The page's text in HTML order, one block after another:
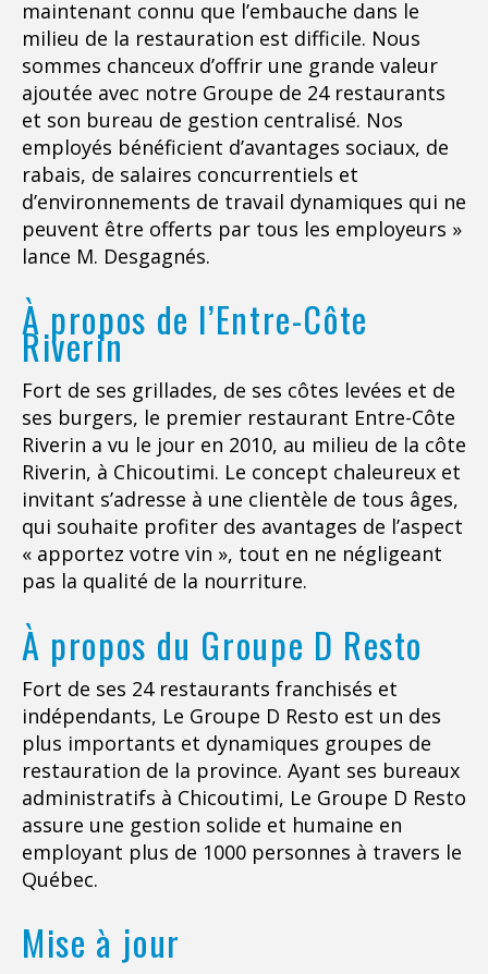
maintenant connu que l’embauche dans le
milieu de la restauration est difficile. Nous
sommes chanceux d’offrir une grande valeur
ajoutée avec notre Groupe de 24 restaurants
et son bureau de gestion centralisé. Nos
employés bénéficient d’avantages sociaux, de
rabais, de salaires concurrentiels et
d’environnements de travail dynamiques qui ne
peuvent être offerts par tous les employeurs »
lance M. Desgagnés.
À propos de l’Entre-Côte
Riverin
Fort de ses grillades, de ses côtes levées et de
ses burgers, le premier restaurant Entre-Côte
Riverin a vu le jour en 2010, au milieu de la côte
Riverin, à Chicoutimi. Le concept chaleureux et
invitant s’adresse à une clientèle de tous âges,
qui souhaite profiter des avantages de l’aspect
« apportez votre vin », tout en ne négligeant
pas la qualité de la nourriture.
À propos du Groupe D Resto
Fort de ses 24 restaurants franchisés et
indépendants, Le Groupe D Resto est un des
plus importants et dynamiques groupes de
restauration de la province. Ayant ses bureaux
administratifs à Chicoutimi, Le Groupe D Resto
assure une gestion solide et humaine en
employant plus de 1000 personnes à travers le
Québec.
Mise à jour